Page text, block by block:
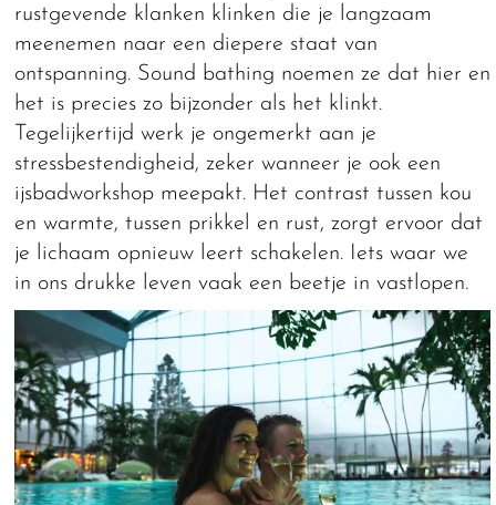
rustgevende klanken klinken die je langzaam
meenemen naar een diepere staat van
ontspanning. Sound bathing noemen ze dat hier en
het is precies zo bijzonder als het klinkt.
Tegelijkertijd werk je ongemerkt aan je
stressbestendigheid, zeker wanneer je ook een
ijsbadworkshop meepakt. Het contrast tussen kou
en warmte, tussen prikkel en rust, zorgt ervoor dat
je lichaam opnieuw leert schakelen. Iets waar we
in ons drukke leven vaak een beetje in vastlopen.